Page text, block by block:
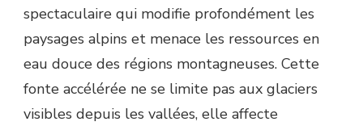
spectaculaire qui modifie profondément les
paysages alpins et menace les ressources en
eau douce des régions montagneuses. Cette
fonte accélérée ne se limite pas aux glaciers
visibles depuis les vallées, elle affecte